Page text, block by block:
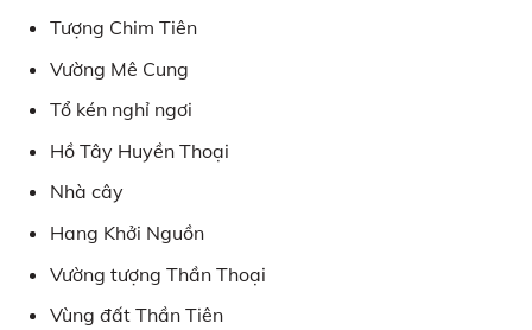
Tượng Chim Tiên
Vường Mê Cung
Tổ kén nghỉ ngơi
Hồ Tây Huyền Thoại
Nhà cây
Hang Khởi Nguồn
Vường tượng Thần Thoại
Vùng đất Thần Tiên